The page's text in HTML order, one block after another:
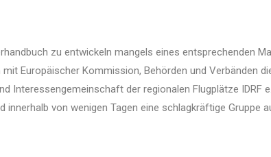
zu entwickeln mangels eines entsprechenden
Europäischer Kommission, Behörden und Verbänden
Interessengemeinschaft der regionalen Flugplätze IDRF
innerhalb von wenigen Tagen eine schlagkräftige Gruppe